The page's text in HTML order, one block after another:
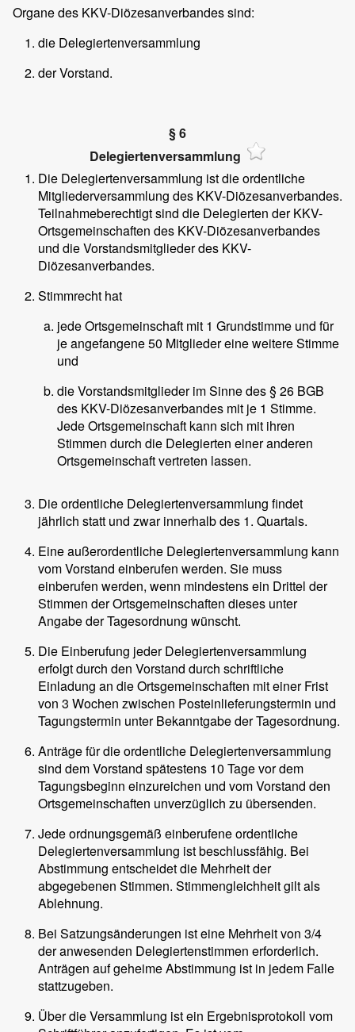
Organe des KKV-Diözesanverbandes sind:
die Delegiertenversammlung
der Vorstand.
§ 6
Delegiertenversammlung
Die Delegiertenversammlung ist die ordentliche
Mitgliederversammlung des KKV-Diözesanverbandes.
Teilnahmeberechtigt sind die Delegierten der KKV-
Ortsgemeinschaften des KKV-Diözesanverbandes
und die Vorstandsmitglieder des KKV-
Diözesanverbandes.
Stimmrecht hat
jede Ortsgemeinschaft mit 1 Grundstimme und für
je angefangene 50 Mitglieder eine weitere Stimme
und
die Vorstandsmitglieder im Sinne des § 26 BGB
des KKV-Diözesanverbandes mit je 1 Stimme.
Jede Ortsgemeinschaft kann sich mit ihren
Stimmen durch die Delegierten einer anderen
Ortsgemeinschaft vertreten lassen.
Die ordentliche Delegiertenversammlung findet
jährlich statt und zwar innerhalb des 1. Quartals.
Eine außerordentliche Delegiertenversammlung kann
vom Vorstand einberufen werden. Sie muss
einberufen werden, wenn mindestens ein Drittel der
Stimmen der Ortsgemeinschaften dieses unter
Angabe der Tagesordnung wünscht.
Die Einberufung jeder Delegiertenversammlung
erfolgt durch den Vorstand durch schriftliche
Einladung an die Ortsgemeinschaften mit einer Frist
von 3 Wochen zwischen Posteinlieferungstermin und
Tagungstermin unter Bekanntgabe der Tagesordnung.
Anträge für die ordentliche Delegiertenversammlung
sind dem Vorstand spätestens 10 Tage vor dem
Tagungsbeginn einzureichen und vom Vorstand den
Ortsgemeinschaften unverzüglich zu übersenden.
Jede ordnungsgemäß einberufene ordentliche
Delegiertenversammlung ist beschlussfähig. Bei
Abstimmung entscheidet die Mehrheit der
abgegebenen Stimmen. Stimmengleichheit gilt als
Ablehnung.
Bei Satzungsänderungen ist eine Mehrheit von 3/4
der anwesenden Delegiertenstimmen erforderlich.
Anträgen auf geheime Abstimmung ist in jedem Falle
stattzugeben.
Über die Versammlung ist ein Ergebnisprotokoll vom